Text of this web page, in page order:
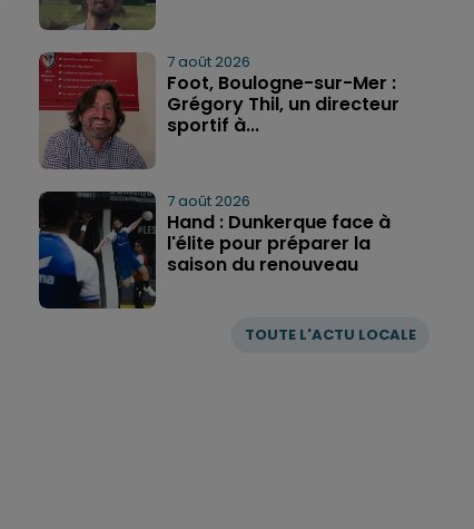
TOUTE L'ACTU LOCALE
7 août 2026
Foot, Boulogne-sur-Mer :
Grégory Thil, un directeur
sportif à...
7 août 2026
Hand : Dunkerque face à
l'élite pour préparer la
saison du renouveau